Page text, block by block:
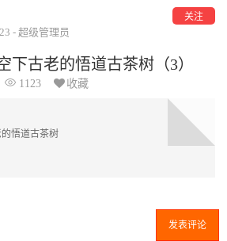
- 超级管理员
关注
下古老的悟道古茶树（3）
1123 收藏
悟道古茶树
发表评论